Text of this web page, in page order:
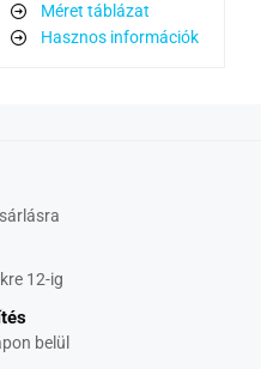
Méret táblázat
Hasznos információk
12-ig
belül